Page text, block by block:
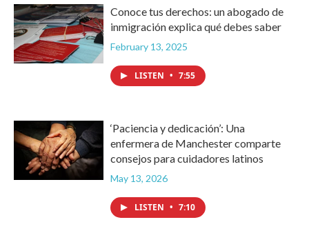
Conoce tus derechos: un abogado de
inmigración explica qué debes saber
February 13, 2025
LISTEN • 7:55
‘Paciencia y dedicación’: Una
enfermera de Manchester comparte
consejos para cuidadores latinos
May 13, 2026
LISTEN • 7:10